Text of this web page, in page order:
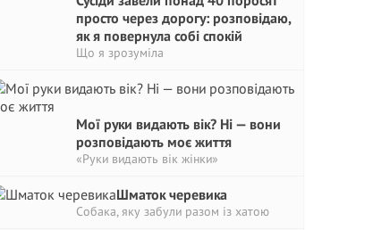
просто через дорогу: розповідаю,
як я повернула собі спокій
Що я зрозуміла
Мої руки видають вік? Ні — вони
розповідають моє життя
«Руки видають вік жінки»
Шматок черевика
Собака, яку забули разом із хатою